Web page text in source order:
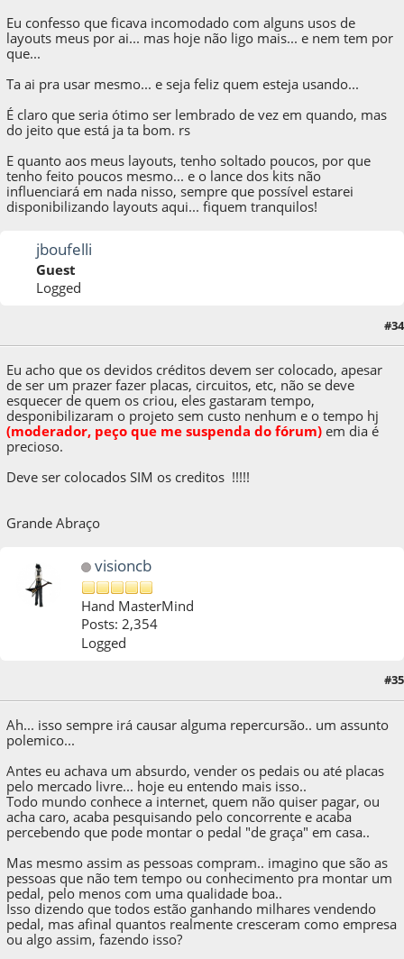
Eu confesso que ficava incomodado com alguns usos de
layouts meus por ai... mas hoje não ligo mais... e nem tem por
que...
Ta ai pra usar mesmo... e seja feliz quem esteja usando...
É claro que seria ótimo ser lembrado de vez em quando, mas
do jeito que está ja ta bom. rs
E quanto aos meus layouts, tenho soltado poucos, por que
tenho feito poucos mesmo... e o lance dos kits não
influenciará em nada nisso, sempre que possível estarei
disponibilizando layouts aqui... fiquem tranquilos!
jboufelli
Guest
Logged
#34
Eu acho que os devidos créditos devem ser colocado, apesar
de ser um prazer fazer placas, circuitos, etc, não se deve
esquecer de quem os criou, eles gastaram tempo,
desponibilizaram o projeto sem custo nenhum e o tempo hj
(moderador, peço que me suspenda do fórum) em dia é
precioso.
Deve ser colocados SIM os creditos !!!!!
Grande Abraço
visioncb
Hand MasterMind
Posts: 2,354
Logged
: 08 de July de 2011, as 16:57:32 by visioncb
#35
Ah... isso sempre irá causar alguma repercursão.. um assunto
polemico...
Antes eu achava um absurdo, vender os pedais ou até placas
pelo mercado livre... hoje eu entendo mais isso..
Todo mundo conhece a internet, quem não quiser pagar, ou
acha caro, acaba pesquisando pelo concorrente e acaba
percebendo que pode montar o pedal "de graça" em casa..
Mas mesmo assim as pessoas compram.. imagino que são as
pessoas que não tem tempo ou conhecimento pra montar um
pedal, pelo menos com uma qualidade boa..
Isso dizendo que todos estão ganhando milhares vendendo
pedal, mas afinal quantos realmente cresceram como empresa
ou algo assim, fazendo isso?